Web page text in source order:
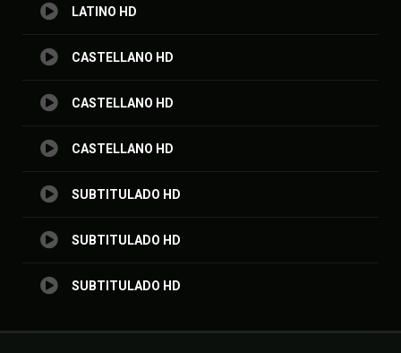
LATINO HD
CASTELLANO HD
CASTELLANO HD
CASTELLANO HD
SUBTITULADO HD
SUBTITULADO HD
SUBTITULADO HD